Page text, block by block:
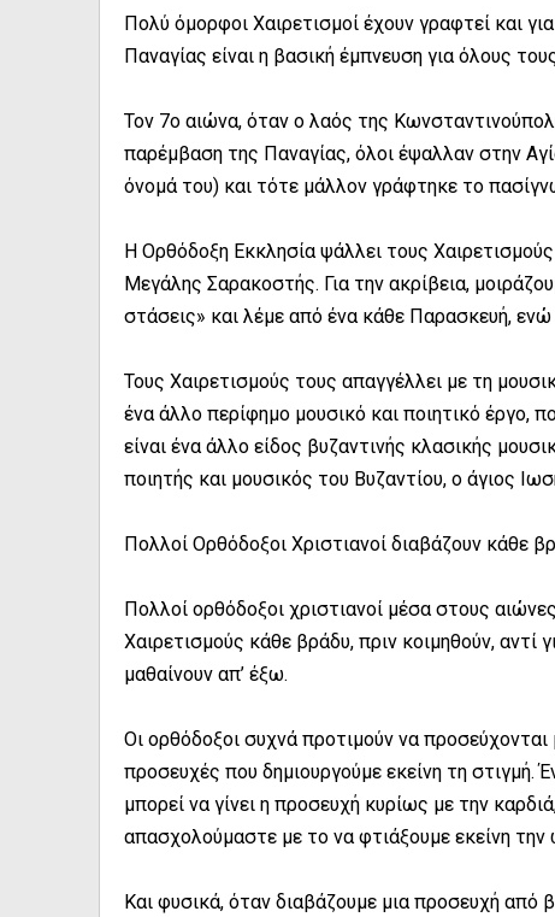
Πολύ όμορφοι Χαιρετισμοί έχουν γραφτεί και
Παναγίας είναι η βασική έμπνευση για όλους
Τον 7ο αιώνα, όταν ο λαός της
παρέμβαση της Παναγίας, όλοι έψαλλαν στην
όνομά του) και τότε μάλλον γράφτηκε το
Η Ορθόδοξη Εκκλησία ψάλλει τους
Μεγάλης Σαρακοστής. Για την ακρίβεια,
στάσεις» και λέμε από ένα κάθε Παρασκευή,
Τους Χαιρετισμούς τους απαγγέλλει με τη
ένα άλλο περίφημο μουσικό και ποιητικό έργο,
είναι ένα άλλο είδος βυζαντινής κλασικής
ποιητής και μουσικός του Βυζαντίου, ο άγιος
Πολλοί Ορθόδοξοι Χριστιανοί διαβάζουν κάθε
Πολλοί ορθόδοξοι χριστιανοί μέσα στους
Χαιρετισμούς κάθε βράδυ, πριν κοιμηθούν,
μαθαίνουν απ’ έξω.
Οι ορθόδοξοι συχνά προτιμούν να
προσευχές που δημιουργούμε εκείνη τη στιγμή.
μπορεί να γίνει η προσευχή κυρίως με την
απασχολούμαστε με το να φτιάξουμε εκείνη
Και φυσικά, όταν διαβάζουμε μια προσευχή από